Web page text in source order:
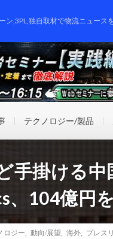
ン,3PL,独自取材で物流ニュース
テクノロジー/製品
手掛ける
、104億円
ロジー 動向/展望 海外 プレス